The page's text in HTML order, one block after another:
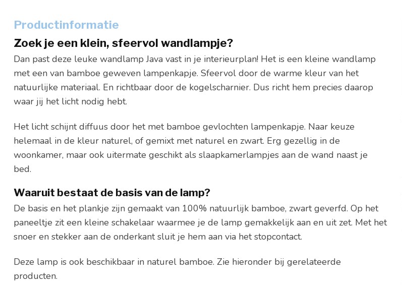
Productinformatie
Zoek je een klein, sfeervol wandlampje?
Dan past deze leuke wandlamp Java vast in je interieurplan! Het is een kleine wandlamp
met een van bamboe geweven lampenkapje. Sfeervol door de warme kleur van het
natuurlijke materiaal. En richtbaar door de kogelscharnier. Dus richt hem precies daarop
waar jij het licht nodig hebt.
Het licht schijnt diffuus door het met bamboe gevlochten lampenkapje. Naar keuze
helemaal in de kleur naturel, of gemixt met naturel en zwart. Erg gezellig in de
woonkamer, maar ook uitermate geschikt als slaapkamerlampjes aan de wand naast je
bed.
Waaruit bestaat de basis van de lamp?
De basis en het plankje zijn gemaakt van 100% natuurlijk bamboe, zwart geverfd. Op het
paneeltje zit een kleine schakelaar waarmee je de lamp gemakkelijk aan en uit zet. Met het
snoer en stekker aan de onderkant sluit je hem aan via het stopcontact.
Deze lamp is ook beschikbaar in naturel bamboe. Zie hieronder bij gerelateerde
producten.